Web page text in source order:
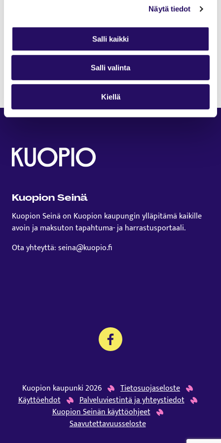
Näytä tiedot
Salli kaikki
Salli valinta
Kiellä
Instagram: repe.mp3
TikTok: repe.mp3
Kuopion Seinä
Kuopion Seinä on Kuopion kaupungin ylläpitämä kaikille
avoin ja maksuton tapahtuma- ja harrastusportaali.
Ota yhteyttä: seina@kuopio.fi
Kuopion kaupunki 2026
Tietosuojaseloste
Käyttöehdot
Palveluviestintä ja yhteystiedot
Kuopion Seinän käyttöohjeet
Saavutettavuusseloste